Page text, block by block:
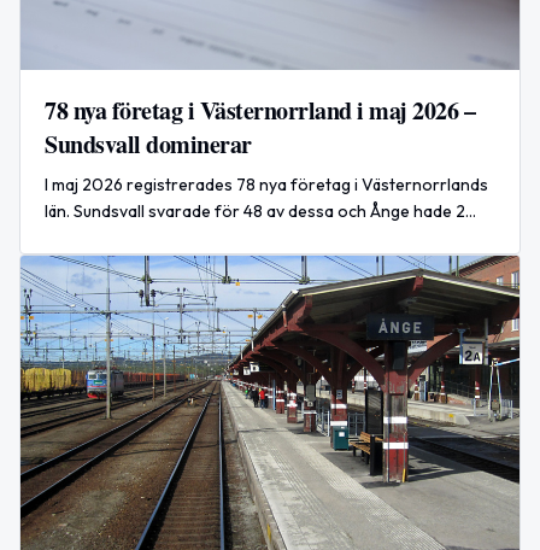
78 nya företag i Västernorrland i maj 2026 –
Sundsvall dominerar
I maj 2026 registrerades 78 nya företag i Västernorrlands
län. Sundsvall svarade för 48 av dessa och Ånge hade 2